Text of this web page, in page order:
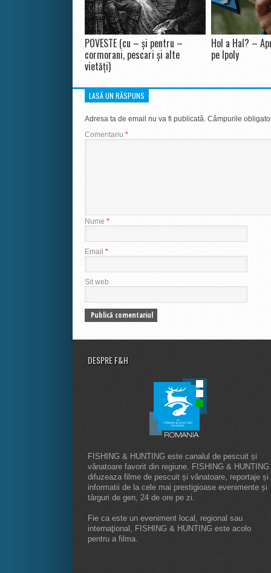
POVESTE (cu – și pentru –
cormorani, pescari și alte
vietăți)
Hol a Hal? –
pe Ipoly
LASĂ UN RĂSPUNS
Adresa ta de email nu va fi publicată. Câmpurile
Comentariu *
Nume *
Email *
Sit web
DESPRE F&H
FISHING & HUNTING este canalul de pescuit și
vânatoare favorit din regiune. FISHING & HUNTING
difuzeaza filme de pescuit și vânatoare, reportaje și
informatii de la cele mai prestigioase evenimente și
târguri de gen, 24 de ore pe zi.
Fie ca este un eveniment local, regional sau
internaţional, FISHING & HUNTING este acolo
pentru a filma.